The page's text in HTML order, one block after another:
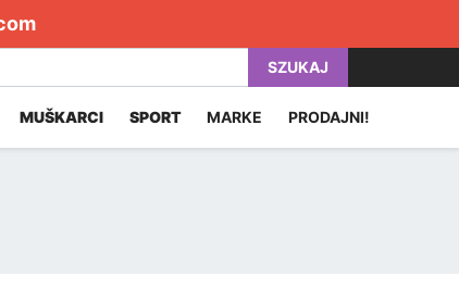
SZUKAJ
MUŠKARCI SPORT MARKE PRODAJNI!